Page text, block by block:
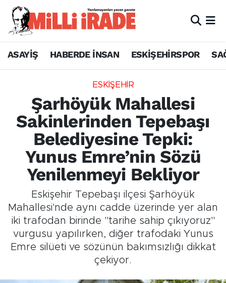
ASAYİŞ HABERDE İNSAN ESKİŞEHİRSPOR
ESKİŞEHİR
Şarhöyük Mahallesi
Sakinlerinden Tepebaşı
Belediyesine Tepki:
Yunus Emre’nin Sözü
Yenilenmeyi Bekliyor
Eskişehir Tepebaşı ilçesi Şarhöyük
Mahallesi'nde aynı cadde üzerinde yer alan
iki trafodan birinde "tarihe sahip çıkıyoruz"
vurgusu yapılırken, diğer trafodaki Yunus
Emre silüeti ve sözünün bakımsızlığı dikkat
çekiyor.